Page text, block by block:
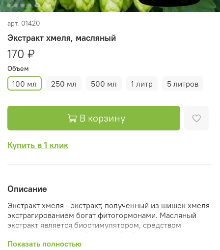
арт. 01420
Экстракт хмеля, масляный
170 ₽
Объем
100 мл 250 мл 500 мл 1 литр 5 литров
В корзину
Купить в 1 клик
Описание
Экстракт хмеля - экстракт, полученный из шишек хмеля
экстрагированием богат фитогормонами. Масляный
экстракт является биостимулятором, средством
уровне. Использование экстракта делает кожу
Показать полностью